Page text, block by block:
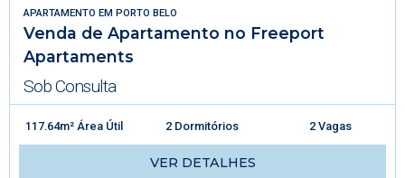
APARTAMENTO EM PORTO BELO
Venda de Apartamento no Freeport
Apartaments
Sob Consulta
117.64m² Área Útil 2 Dormitórios 2 Vagas
VER DETALHES